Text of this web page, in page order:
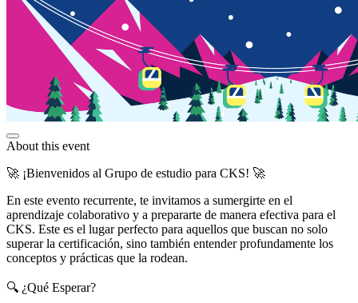
About this event
🚀 ¡Bienvenidos al Grupo de estudio para CKS! 🚀
En este evento recurrente, te invitamos a sumergirte en el
aprendizaje colaborativo y a prepararte de manera efectiva para el
CKS. Este es el lugar perfecto para aquellos que buscan no solo
superar la certificación, sino también entender profundamente los
conceptos y prácticas que la rodean.
🔍 ¿Qué Esperar?